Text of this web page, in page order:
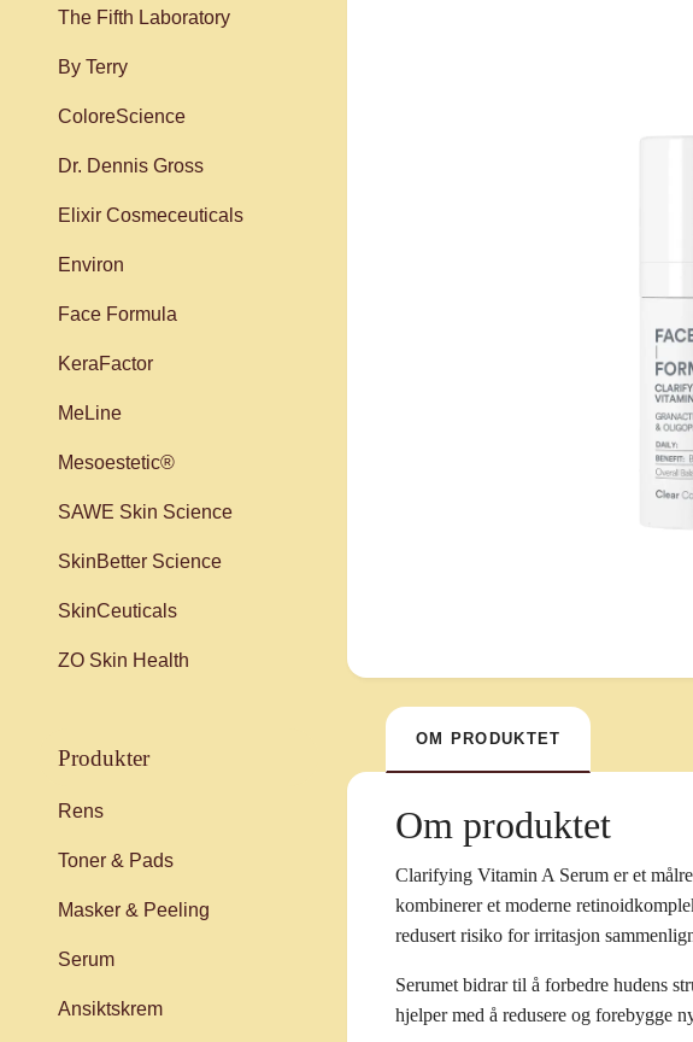
The Fifth Laboratory
By Terry
ColoreScience
Dr. Dennis Gross
Elixir Cosmeceuticals
Environ
Face Formula
KeraFactor
MeLine
Mesoestetic®
SAWE Skin Science
SkinBetter Science
SkinCeuticals
ZO Skin Health
produkter
Rens
Toner & Pads
Masker & Peeling
Serum
Ansiktskrem
OM PRODUKTET
Om produktet
Clarifying Vitamin A Serum er et
kombinerer et moderne
redusert risiko for irritasjon
Serumet bidrar til å forbedre hudens
hjelper med å redusere og forebygge